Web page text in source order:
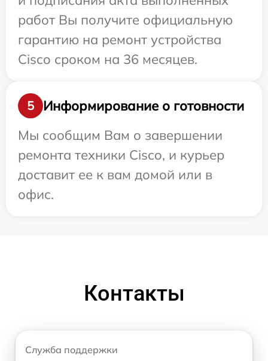
работ Вы получите официальную
гарантию на ремонт устройства
Cisco сроком на 36 месяцев.
5
Информирование о готовности
Мы сообщим Вам о завершении
ремонта техники Cisco, и курьер
доставит ее к вам домой или в
офис.
Контакты
Служба поддержки